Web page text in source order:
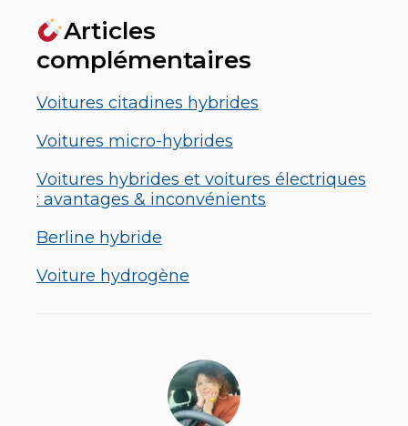
Articles
complémentaires
Voitures citadines hybrides
Voitures micro-hybrides
Voitures hybrides et voitures électriques
: avantages & inconvénients
Berline hybride
Voiture hydrogène